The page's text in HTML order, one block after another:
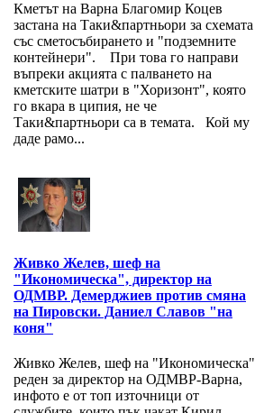
Кметът на Варна Благомир Коцев
застана на Таки&партньори за схемата
със сметосъбирането и "подземните
контейнери". При това го направи
въпреки акцията с палването на
кметските шатри в "Хоризонт", която
го вкара в ципия, не че
Таки&партньори са в темата. Кой му
даде рамо...
Живко Желев, шеф на
"Икономическа", директор на
ОДМВР. Демерджиев против смяна
на Пировски. Даниел Славов "на
коня"
Живко Желев, шеф на "Икономическа"
реден за директор на ОДМВР-Варна,
инфото е от топ източници от